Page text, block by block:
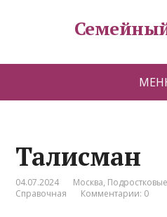
Талисман
04.07.2024 Москва,
Справочная
Комментарии: 0